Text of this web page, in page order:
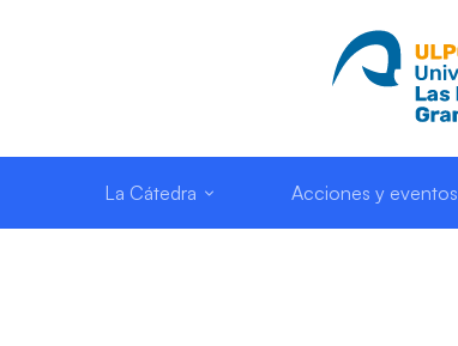
La Cátedra Acciones y eventos